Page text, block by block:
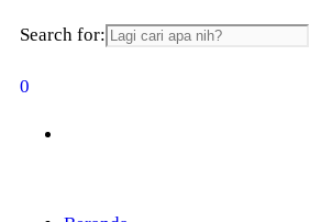
Search for:
0